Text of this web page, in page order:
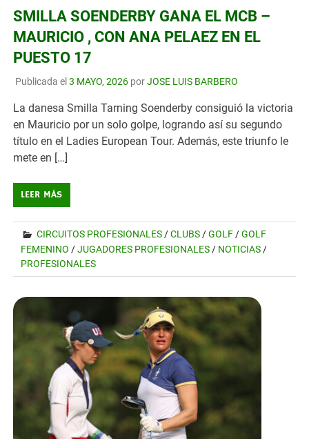
SMILLA SOENDERBY GANA EL MCB –
MAURICIO , CON ANA PELAEZ EN EL
PUESTO 17
Publicada el 3 MAYO, 2026porJOSE LUIS BARBERO
La danesa Smilla Tarning Soenderby consiguió la victoria
en Mauricio por un solo golpe, logrando así su segundo
título en el Ladies European Tour. Además, este triunfo le
mete en […]
LEER MÁS
CIRCUITOS PROFESIONALES/CLUBS/GOLF/GOLF
FEMENINO /JUGADORES PROFESIONALES/ NOTICIAS/
PROFESIONALES